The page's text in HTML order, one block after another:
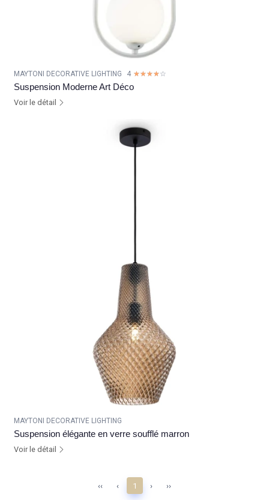
MAYTONI DECORATIVE LIGHTING 4 ☆☆☆☆☆
★★★★★
Suspension Moderne Art Déco
Voir le détail
MAYTONI DECORATIVE LIGHTING
Suspension élégante en verre soufflé marron
Voir le détail
‹‹ ‹ 1 › ››